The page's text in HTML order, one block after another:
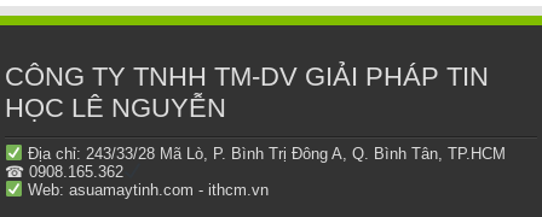
CÔNG TY TNHH TM-DV GIẢI PHÁP TIN
HỌC LÊ NGUYỄN
Địa chỉ: 243/33/28 Mã Lò, P. Bình Trị Đông A, Q. Bình Tân, TP.HCM
☎ 0908.165.362
Web: asuamaytinh.com - ithcm.vn